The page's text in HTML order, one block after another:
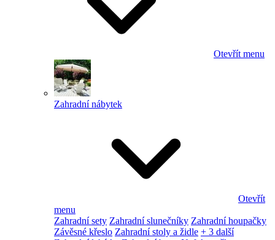
Otevřít menu
Zahradní nábytek
Otevřít
menu
Zahradní sety Zahradní slunečníky Zahradní houpačky
Závěsné křeslo Zahradní stoly a židle + 3 další